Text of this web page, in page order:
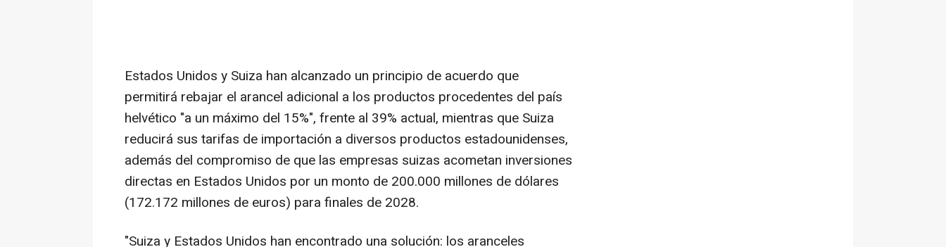
Estados Unidos y Suiza han alcanzado un principio de acuerdo que
permitirá rebajar el arancel adicional a los productos procedentes del país
helvético "a un máximo del 15%", frente al 39% actual, mientras que Suiza
reducirá sus tarifas de importación a diversos productos estadounidenses,
además del compromiso de que las empresas suizas acometan inversiones
directas en Estados Unidos por un monto de 200.000 millones de dólares
(172.172 millones de euros) para finales de 2028.
"Suiza y Estados Unidos han encontrado una solución: los aranceles